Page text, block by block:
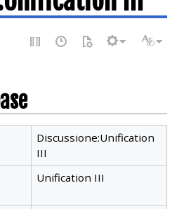
Discussione:Unification
III
Unification III